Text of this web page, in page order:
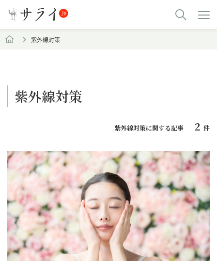
紫外線対策
紫外線対策
紫外線対策に関する記事 2 件